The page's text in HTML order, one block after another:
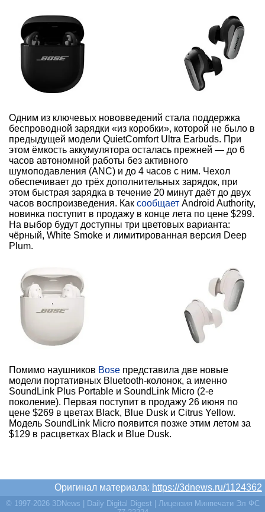
Одним из ключевых нововведений стала поддержка
беспроводной зарядки «из коробки», которой не было в
предыдущей модели QuietComfort Ultra Earbuds. При
этом ёмкость аккумулятора осталась прежней — до 6
часов автономной работы без активного
шумоподавления (ANC) и до 4 часов с ним. Чехол
обеспечивает до трёх дополнительных зарядок, при
этом быстрая зарядка в течение 20 минут даёт до двух
часов воспроизведения. Как сообщает Android Authority,
новинка поступит в продажу в конце лета по цене $299.
На выбор будут доступны три цветовых варианта:
чёрный, White Smoke и лимитированная версия Deep
Plum.
Помимо наушников Bose представила две новые
модели портативных Bluetooth-колонок, а именно
SoundLink Plus Portable и SoundLink Micro (2-е
поколение). Первая поступит в продажу 26 июня по
цене $269 в цветах Black, Blue Dusk и Citrus Yellow.
Модель SoundLink Micro появится позже этим летом за
$129 в расцветках Black и Blue Dusk.
Оригинал материала: https://3dnews.ru/1124362
© 1997-2026 3DNews | Daily Digital Digest | Лицензия Минпечати Эл ФС